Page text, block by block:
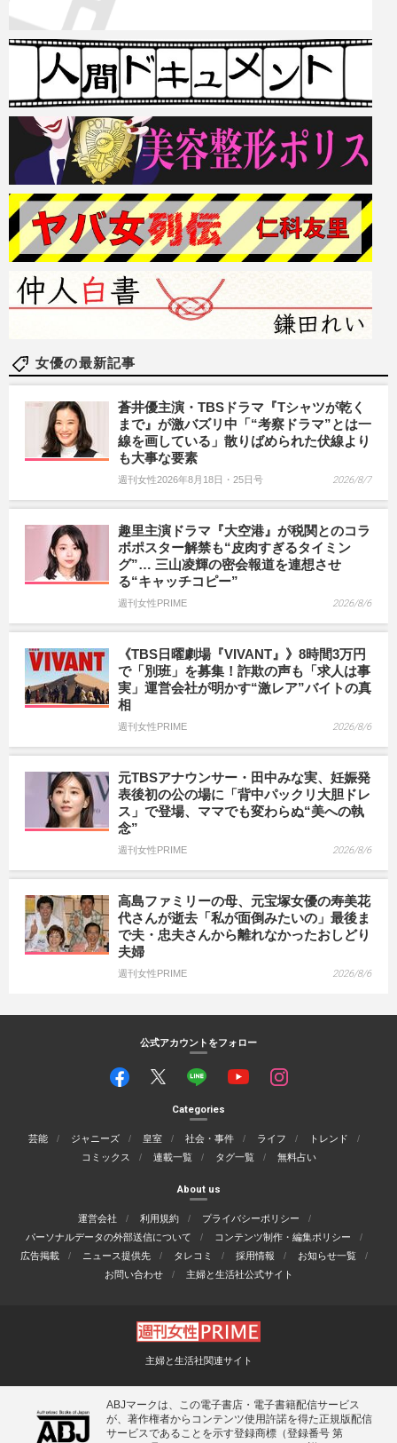
女優の最新記事
蒼井優主演・TBSドラマ『Tシャツが乾く
まで』が激バズリ中「“考察ドラマ”とは一
線を画している」散りばめられた伏線より
も大事な要素
週刊女性2026年8月18日・25日号 2026/8/7
趣里主演ドラマ『大空港』が税関とのコラ
ボポスター解禁も“皮肉すぎるタイミン
グ”… 三山凌輝の密会報道を連想させ
る“キャッチコピー”
週刊女性PRIME 2026/8/6
《TBS日曜劇場『VIVANT』》8時間3万円
で「別班」を募集！詐欺の声も「求人は事
実」運営会社が明かす“激レア”バイトの真
相
週刊女性PRIME 2026/8/6
元TBSアナウンサー・田中みな実、妊娠発
表後初の公の場に「背中パックリ大胆ドレ
ス」で登場、ママでも変わらぬ“美への執
念”
週刊女性PRIME 2026/8/6
高島ファミリーの母、元宝塚女優の寿美花
代さんが逝去「私が面倒みたいの」最後ま
で夫・忠夫さんから離れなかったおしどり
夫婦
週刊女性PRIME 2026/8/6
公式アカウントをフォロー
Categories
芸能 ジャニーズ 皇室 社会・事件 ライフ
トレンド
コミックス
連載一覧 タグ一覧 無料占い
About us
運営会社 利用規約
プライバシーポリシー
パーソナルデータの外部送信について
コンテンツ制作・編集ポリシー
広告掲載
ニュース提供先 タレコミ 採用情報
お知らせ一覧
お問い合わせ
主婦と生活社公式サイト
主婦と生活社関連サイト
ABJマークは、この電子書店・電子書籍配信サービス
が、著作権者からコンテンツ使用許諾を得た正規版配信
サービスであることを示す登録商標（登録番号 第